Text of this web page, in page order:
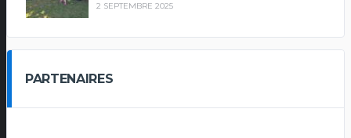
2 SEPTEMBRE 2025
PARTENAIRES